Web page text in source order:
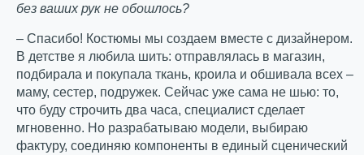
без ваших рук не обошлось?
– Спасибо! Костюмы мы создаем вместе с дизайнером.
В детстве я любила шить: отправлялась в магазин,
подбирала и покупала ткань, кроила и обшивала всех –
маму, сестер, подружек. Сейчас уже сама не шью: то,
что буду строчить два часа, специалист сделает
мгновенно. Но разрабатываю модели, выбираю
фактуру, соединяю компоненты в единый сценический